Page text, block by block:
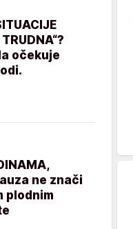
očekuje
ne znači
plodnim